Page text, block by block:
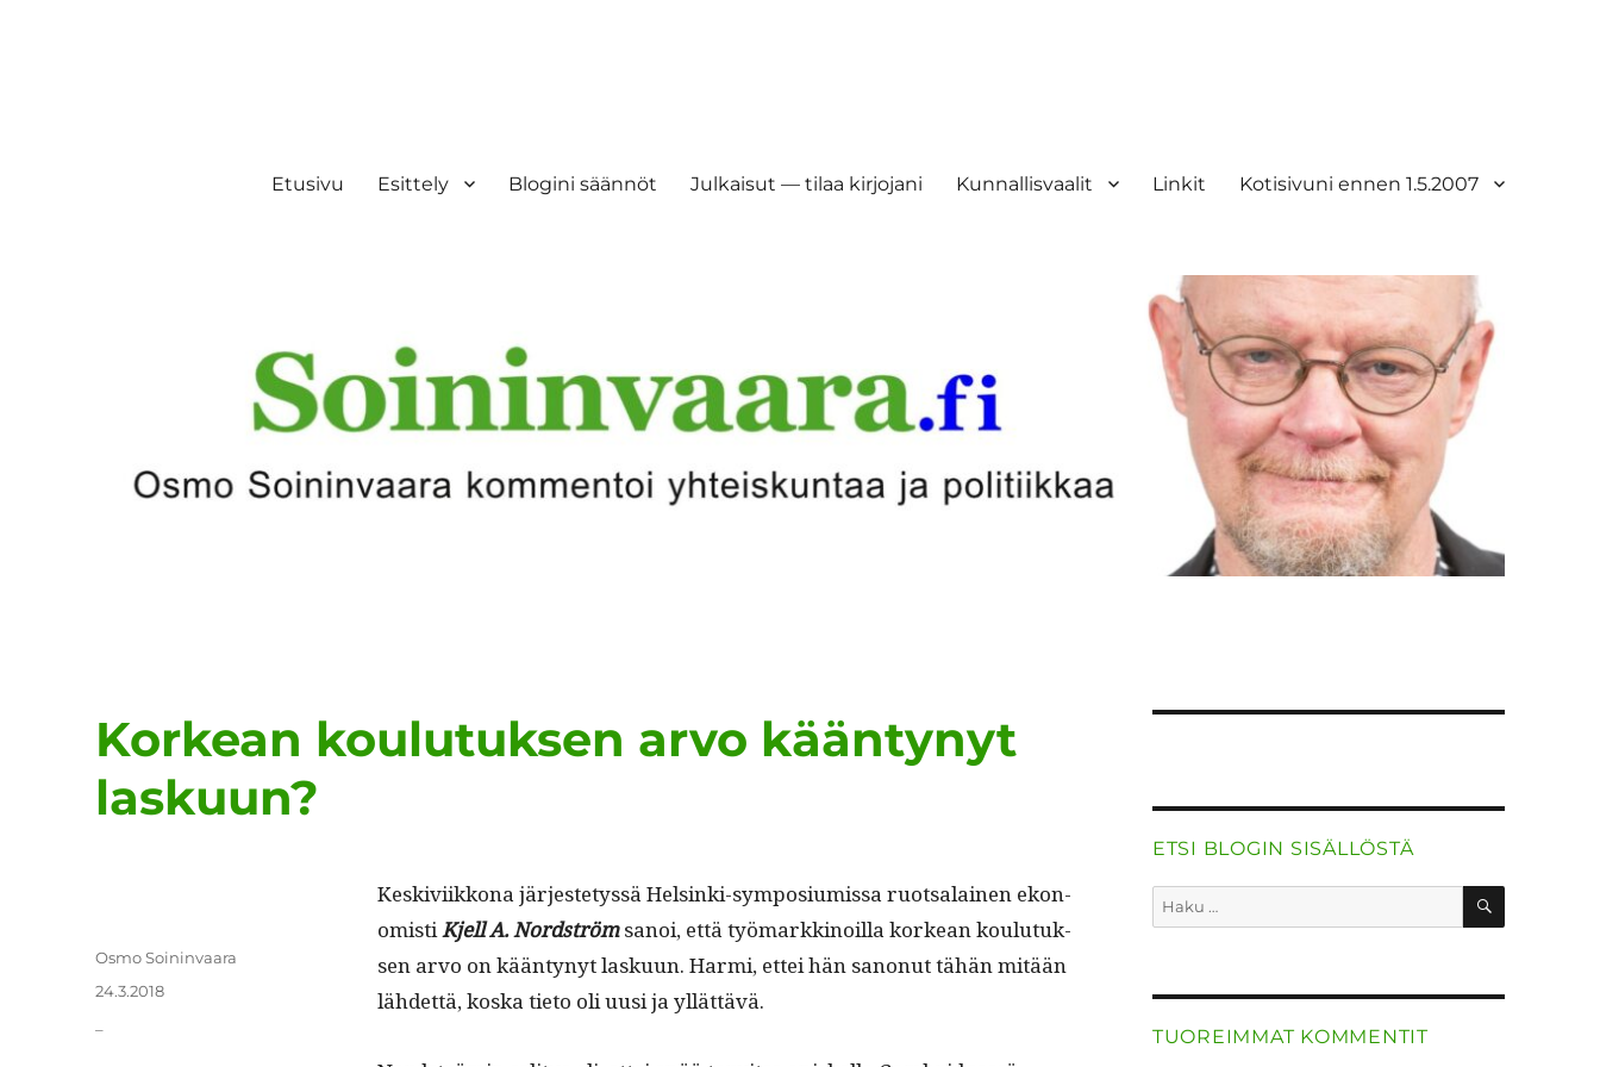
Etusivu Esittely Blogini säännöt Julkaisut — tilaa kirjojani Kunnallisvaalit Linkit Kotisivuni ennen 1.5.2007
Korkean koulutuksen arvo kääntynyt
laskuun?
Keskivi­ikkona jär­jeste­tyssä Helsin­ki-sym­po­siu­mis­sa ruot­salainen ekon­
o­misti Kjell A. Nord­strömsanoi, että työ­markki­noil­la korkean koulu­tuk­
sen arvo on kään­tynyt lasku­un. Har­mi, ettei hän sanonut tähän mitään
lähdet­tä, kos­ka tieto oli uusi ja yllättävä.
Kirjoittaja
Osmo Soininvaara
Julkaistu
24.3.2018
ETSI BLOGIN SISÄLLÖSTÄ
Etsi: HAKU
TUOREIMMAT KOMMENTIT